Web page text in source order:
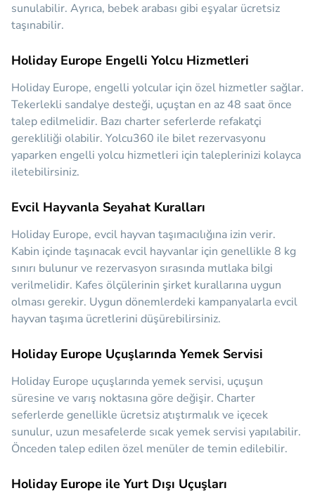
sunulabilir. Ayrıca, bebek arabası gibi eşyalar ücretsiz
taşınabilir.
Holiday Europe Engelli Yolcu Hizmetleri
Holiday Europe, engelli yolcular için özel hizmetler sağlar.
Tekerlekli sandalye desteği, uçuştan en az 48 saat önce
talep edilmelidir. Bazı charter seferlerde refakatçi
gerekliliği olabilir. Yolcu360 ile bilet rezervasyonu
yaparken engelli yolcu hizmetleri için taleplerinizi kolayca
iletebilirsiniz.
Evcil Hayvanla Seyahat Kuralları
Holiday Europe, evcil hayvan taşımacılığına izin verir.
Kabin içinde taşınacak evcil hayvanlar için genellikle 8 kg
sınırı bulunur ve rezervasyon sırasında mutlaka bilgi
verilmelidir. Kafes ölçülerinin şirket kurallarına uygun
olması gerekir. Uygun dönemlerdeki kampanyalarla evcil
hayvan taşıma ücretlerini düşürebilirsiniz.
Holiday Europe Uçuşlarında Yemek Servisi
Holiday Europe uçuşlarında yemek servisi, uçuşun
süresine ve varış noktasına göre değişir. Charter
seferlerde genellikle ücretsiz atıştırmalık ve içecek
sunulur, uzun mesafelerde sıcak yemek servisi yapılabilir.
Önceden talep edilen özel menüler de temin edilebilir.
Holiday Europe ile Yurt Dışı Uçuşları